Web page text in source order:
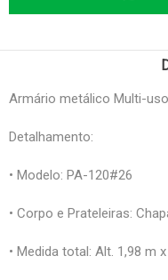
Armário metálico Multi-uso
Detalhamento:
• Modelo: PA-120#26
• Corpo e Prateleiras:
• Medida total: Alt. 1,98 m